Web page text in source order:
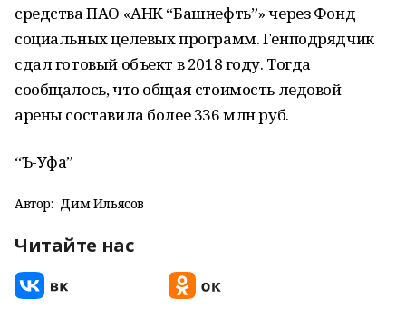
средства ПАО «АНК “Башнефть”» через Фонд
социальных целевых программ. Генподрядчик
сдал готовый объект в 2018 году. Тогда
сообщалось, что общая стоимость ледовой
арены составила более 336 млн руб.
“Ъ-Уфа”
Автор: Дим Ильясов
Читайте нас